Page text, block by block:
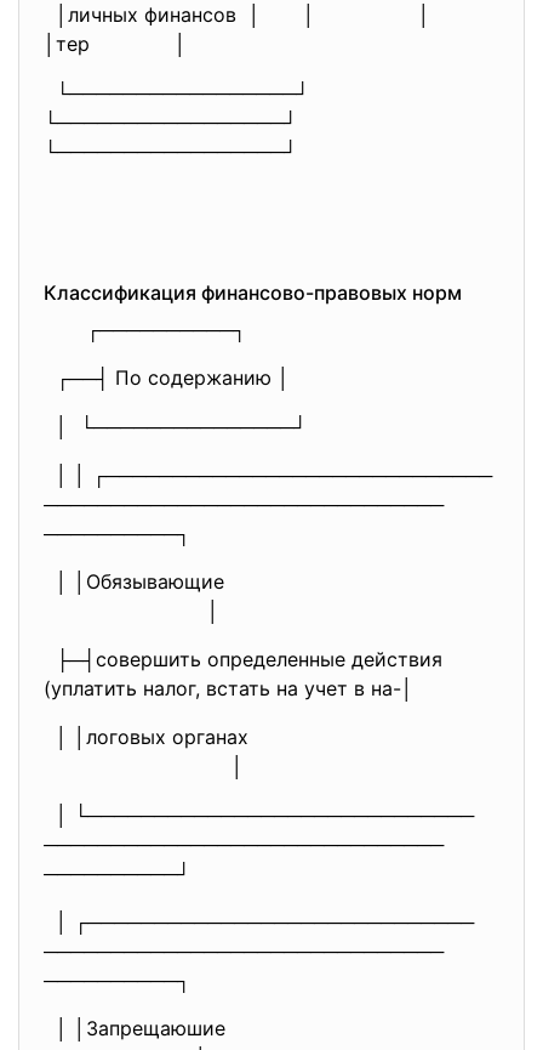
│личных финансов │ │ │
│тер │
└─────────────────┘
└─────────────────┘
└─────────────────┘
Классификация финансово-правовых норм
┌──────────┐
┌──┤ По содержанию │
│ └───────────────┘
│ │ ┌─────────────────────────────
──────────────────────────────
──────────┐
│ │Обязывающие
├─┤совершить определенные действия
(уплатить налог, встать на учет в на-│
│ │логовых органах
│ └─────────────────────────────
──────────────────────────────
──────────┘
│ ┌─────────────────────────────
──────────────────────────────
──────────┐
│ │Запрещаюшие